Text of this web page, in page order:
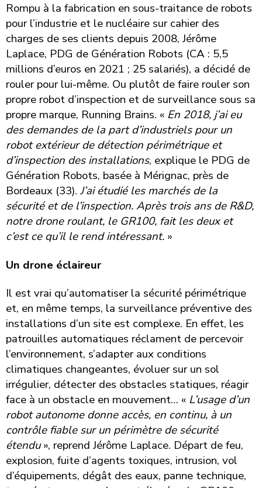
Rompu à la fabrication en sous-traitance de robots
pour l’industrie et le nucléaire sur cahier des
charges de ses clients depuis 2008, Jérôme
Laplace, PDG de Génération Robots (CA : 5,5
millions d’euros en 2021 ; 25 salariés), a décidé de
rouler pour lui-même. Ou plutôt de faire rouler son
propre robot d’inspection et de surveillance sous sa
propre marque, Running Brains. « En 2018, j’ai eu
des demandes de la part d’industriels pour un
robot extérieur de détection périmétrique et
d’inspection des installations, explique le PDG de
Génération Robots, basée à Mérignac, près de
Bordeaux (33). J’ai étudié les marchés de la
sécurité et de l’inspection. Après trois ans de R&D,
notre drone roulant, le GR100, fait les deux et
c’est ce qu’il le rend intéressant. »
Un drone éclaireur
Il est vrai qu’automatiser la sécurité périmétrique
et, en même temps, la surveillance préventive des
installations d’un site est complexe. En effet, les
patrouilles automatiques réclament de percevoir
l’environnement, s’adapter aux conditions
climatiques changeantes, évoluer sur un sol
irrégulier, détecter des obstacles statiques, réagir
face à un obstacle en mouvement… « L’usage d’un
robot autonome donne accès, en continu, à un
contrôle fiable sur un périmètre de sécurité
étendu», reprend Jérôme Laplace. Départ de feu,
explosion, fuite d’agents toxiques, intrusion, vol
d’équipements, dégât des eaux, panne technique,